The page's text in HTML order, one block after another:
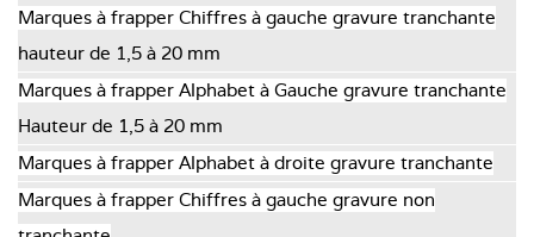
Marques à frapper Chiffres à gauche gravure tranchante
hauteur de 1,5 à 20 mm
Marques à frapper Alphabet à Gauche gravure tranchante
Hauteur de 1,5 à 20 mm
Marques à frapper Alphabet à droite gravure tranchante
Marques à frapper Chiffres à gauche gravure non